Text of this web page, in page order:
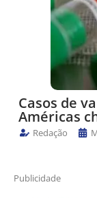
Casos de
Américas
Redação
Publicidade